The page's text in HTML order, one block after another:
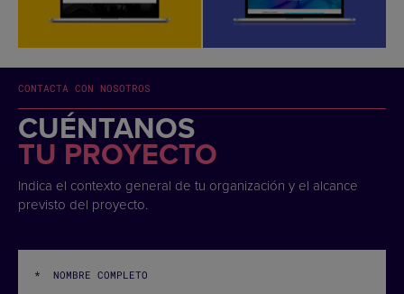
CONTACTA CON NOSOTROS
CUÉNTANOS
TU PROYECTO
Indica el contexto general de tu organización y el alcance
previsto del proyecto.